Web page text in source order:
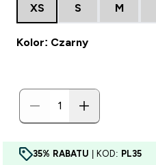
XS S M
Kolor: Czarny
35% RABATU | KOD: PL35